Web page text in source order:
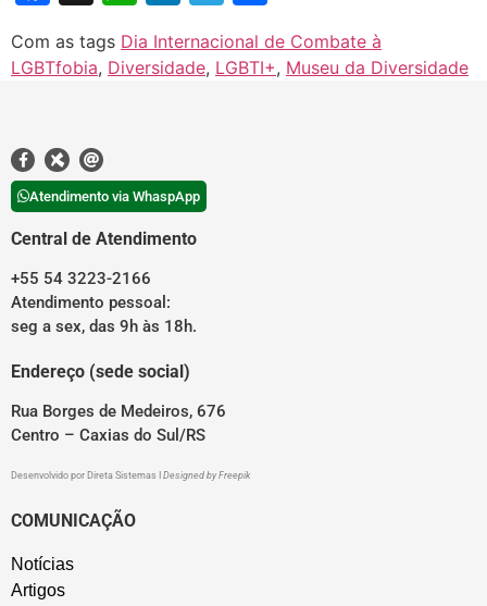
Com as tags Dia Internacional de Combate à
LGBTfobia, Diversidade, LGBTI+, Museu da Diversidade
Atendimento via WhaspApp
Central de Atendimento
+55 54 3223-2166
Atendimento pessoal:
seg a sex, das 9h às 18h.
Endereço (sede social)
Rua Borges de Medeiros, 676
Centro – Caxias do Sul/RS
Desenvolvido por Direta Sistemas Designed by Freepik
COMUNICAÇÃO
Notícias
Artigos